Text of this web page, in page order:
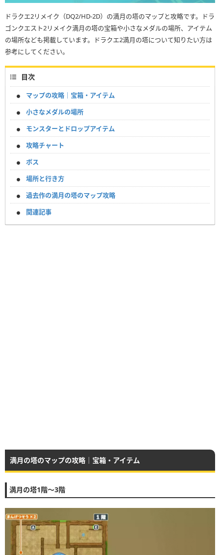
ドラクエ2リメイク（DQ2/HD-2D）の満月の塔のマップと攻略です。ドラ
ゴンクエスト2リメイク満月の塔の宝箱や小さなメダルの場所、アイテム
の場所なども掲載しています。ドラクエ2満月の塔について知りたい方は
参考にしてください。
目次
マップの攻略｜宝箱・アイテム
小さなメダルの場所
モンスターとドロップアイテム
攻略チャート
ボス
場所と行き方
過去作の満月の塔のマップ攻略
関連記事
満月の塔のマップの攻略｜宝箱・アイテム
満月の塔1階〜3階